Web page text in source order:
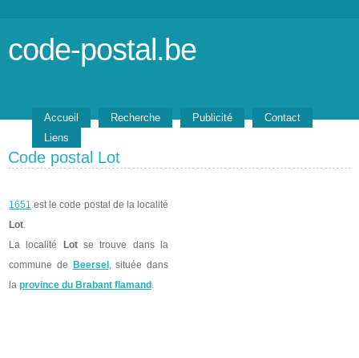
code-postal.be
Accueil Recherche Publicité
Contact
Liens
Code postal Lot
1651 est le code postal de la localité
Lot.
La localité
Lotse trouve dans la
commune de
Beersel , située dans
la province du Brabant flamand .